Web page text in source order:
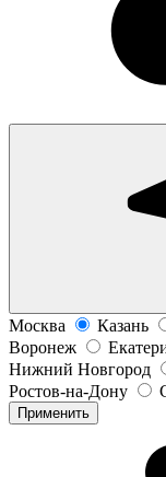
Москва Казань
Воронеж
Нижний Новгород
Ростов-на-Дону
Применить